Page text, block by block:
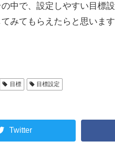
中で、設定しやすい目標
みてもらえたらと思います
目標 目標設定
Twitter